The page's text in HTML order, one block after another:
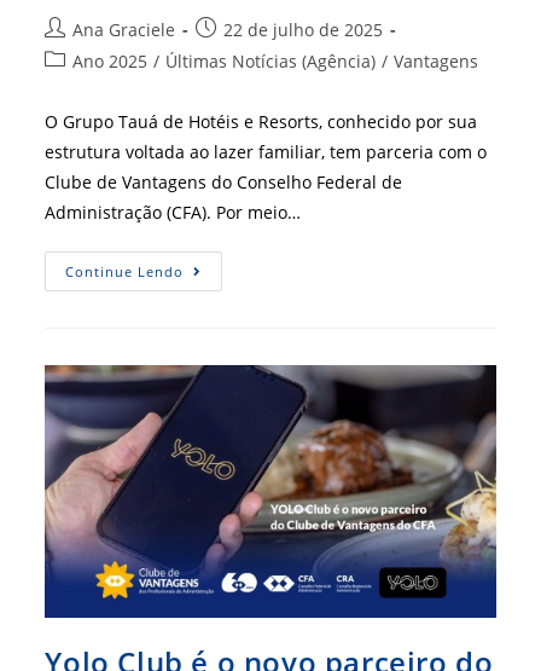
Autor
do
Ana Graciele
Post
publicado:
22 de julho de 2025
Categoria
Ano 2025 / Últimas Notícias (Agência) / Vantagens
O Grupo Tauá de Hotéis e Resorts, conhecido por sua
estrutura voltada ao lazer familiar, tem parceria com o
Clube de Vantagens do Conselho Federal de
Administração (CFA). Por meio…
Continue Lendo Nas
Férias,
Da
Parceria
Entre
Clube
De
Vantagens
Tauá
Resorts
Yolo Club é o novo parceiro do